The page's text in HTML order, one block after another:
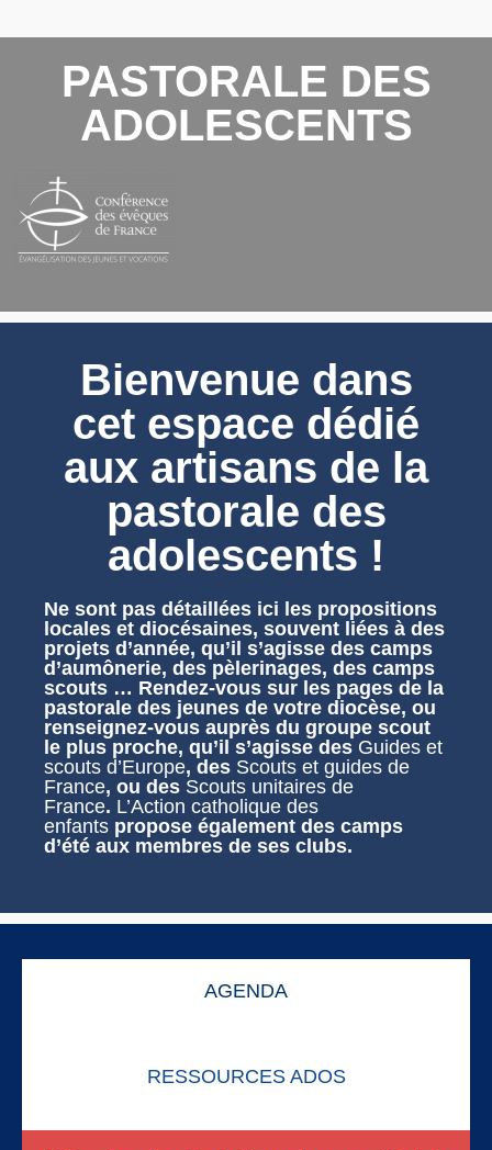
PASTORALE DES
ADOLESCENTS
Bienvenue dans
cet espace dédié
aux artisans de la
pastorale des
adolescents !
Ne sont pas détaillées ici les propositions
locales et diocésaines, souvent liées à des
projets d’année, qu’il s’agisse des camps
d’aumônerie, des pèlerinages, des camps
scouts … Rendez-vous sur les pages de la
pastorale des jeunes de votre diocèse, ou
renseignez-vous auprès du groupe scout
le plus proche, qu’il s’agisse des Guides et
scouts d’Europe, des Scouts et guides de
France, ou des Scouts unitaires de
France. L’Action catholique des
enfants propose également des camps
d’été aux membres de ses clubs.
AGENDA
RESSOURCES ADOS